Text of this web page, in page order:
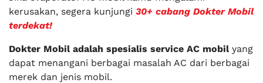
kerusakan, segera kunjungi 30+ cabang Dokter Mobil
terdekat!
Dokter Mobil adalah spesialis service AC mobilyang
dapat menangani berbagai masalah AC dari berbagai
merek dan jenis mobil.